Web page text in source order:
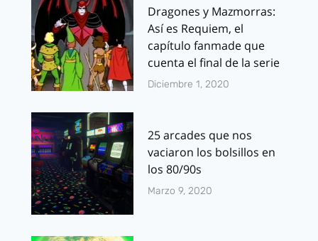
Dragones y Mazmorras:
Así es Requiem, el
capítulo fanmade que
cuenta el final de la serie
Diciembre 1, 2020
25 arcades que nos
vaciaron los bolsillos en
los 80/90s
Marzo 9, 2020